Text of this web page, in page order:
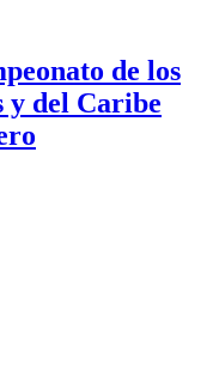
de los
y del Caribe